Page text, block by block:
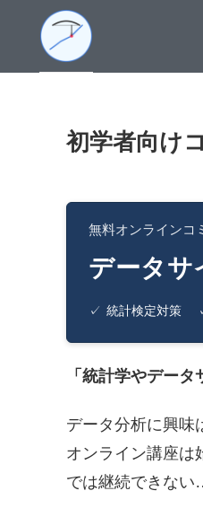
初学者向け
無料オンラインコ
データサ
✓ 統計検定対策
「統計学やデー
データ分析に興味
オンライン講座は
では継続できない